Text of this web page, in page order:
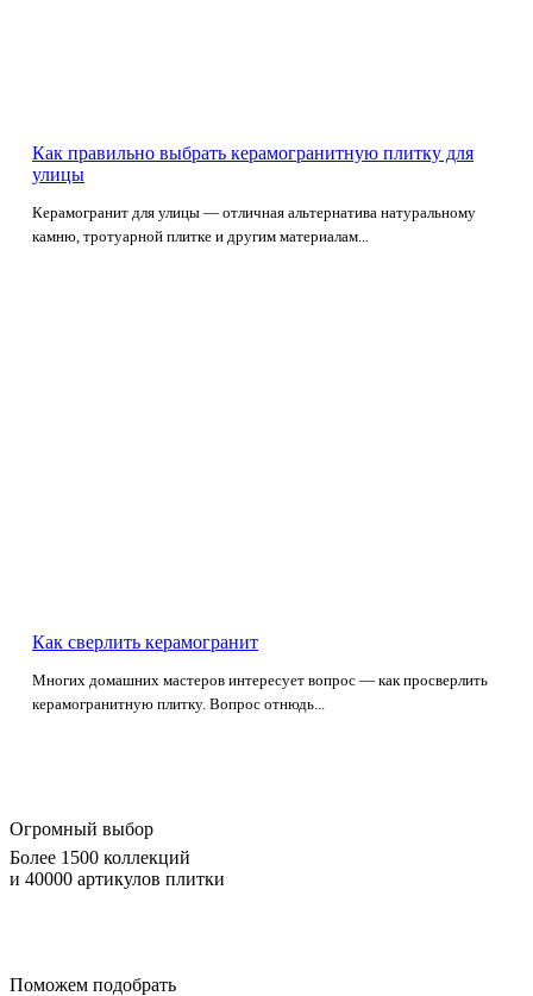
Как правильно выбрать керамогранитную плитку для
улицы
Керамогранит для улицы — отличная альтернатива натуральному
камню, тротуарной плитке и другим материалам...
Как сверлить керамогранит
Многих домашних мастеров интересует вопрос — как просверлить
керамогранитную плитку. Вопрос отнюдь...
Огромный выбор
Более 1500 коллекций
и 40000 артикулов плитки
Поможем подобрать